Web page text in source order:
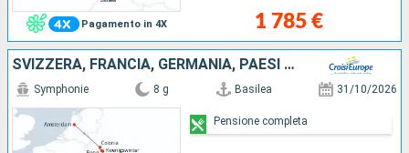
Pagamento in 4X 1 785 €
SVIZZERA, FRANCIA, GERMANIA, PAESI BASSI
Symphonie 8 g Basilea 31/10/2026
Pensione completa